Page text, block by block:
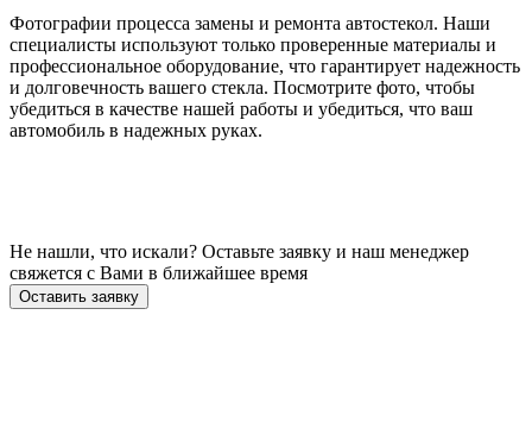
Фотографии процесса замены и ремонта автостекол. Наши
специалисты используют только проверенные материалы и
профессиональное оборудование, что гарантирует надежность
и долговечность вашего стекла. Посмотрите фото, чтобы
убедиться в качестве нашей работы и убедиться, что ваш
автомобиль в надежных руках.
Не нашли, что искали? Оставьте заявку и наш менеджер
свяжется с Вами в ближайшее время
Оставить заявку